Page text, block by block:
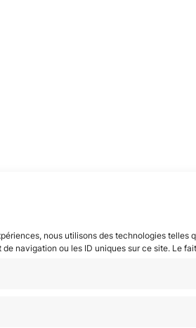
nous utilisons des technologies
navigation ou les ID uniques sur ce site. Le